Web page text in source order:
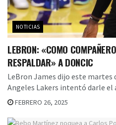
NOTICIAS
LEBRON: «COMO
RESPALDAR» A DONCIC
LeBron James dijo este martes
Angeles Lakers intentó darle el
FEBRERO 26, 2025